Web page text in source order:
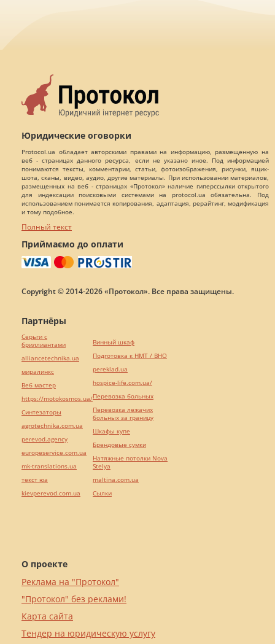
Юридические оговорки
Protocol.ua обладает авторскими правами на информацию, размещенную на
веб - страницах данного ресурса, если не указано иное. Под информацией
понимаются тексты, комментарии, статьи, фотоизображения, рисунки, ящик-
шота, сканы, видео, аудио, другие материалы. При использовании материалов,
размещенных на веб - страницах «Протокол» наличие гиперссылки открытого
для индексации поисковыми системами на protocol.ua обязательна. Под
использованием понимается копирования, адаптация, рерайтинг, модификация
и тому подобное.
Полный текст
Приймаємо до оплати
Copyright © 2014-2026 «Протокол». Все права защищены.
О проекте
Реклама на "Протокол"
"Протокол" без реклами!
Карта сайта
Тендер на юридическую услугу
Партнёры
Серьги с
бриллиантами
alliancetechnika.ua
миралинкс
Веб мастер
https://motokosmos.ua/
Синтезаторы
agrotechnika.com.ua
perevod.agency
europeservice.com.ua
mk-translations.ua
текст юа
kievperevod.com.ua
Винный шкаф
Подготовка к НМТ / ВНО
pereklad.ua
hospice-life.com.ua/
Перевозка больных
Перевозка лежачих
больных за границу
Шкафы купе
Брендовые сумки
Натяжные потолки Nova
Stelya
maltina.com.ua
Cылки